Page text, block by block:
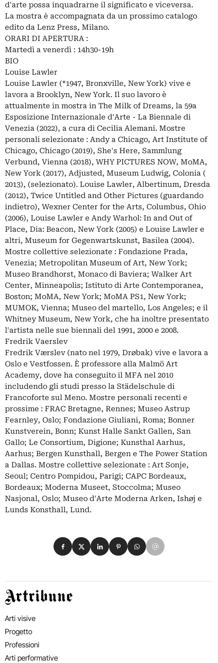
d'arte possa inquadrarne il significato e viceversa.
La mostra è accompagnata da un prossimo catalogo
edito da Lenz Press, Milano.
ORARI DI APERTURA :
Martedì a venerdì : 14h30-19h
BIO
Louise Lawler
Louise Lawler (*1947, Bronxville, New York) vive e
lavora a Brooklyn, New York. Il suo lavoro è
attualmente in mostra in The Milk of Dreams, la 59a
Esposizione Internazionale d'Arte - La Biennale di
Venezia (2022), a cura di Cecilia Alemani. Mostre
personali selezionate : Andy a Chicago, Art Institute of
Chicago, Chicago (2019), She's Here, Sammlung
Verbund, Vienna (2018), WHY PICTURES NOW, MoMA,
New York (2017), Adjusted, Museum Ludwig, Colonia (
2013), (selezionato). Louise Lawler, Albertinum, Dresda
(2012), Twice Untitled and Other Pictures (guardando
indietro), Wexner Center for the Arts, Columbus, Ohio
(2006), Louise Lawler e Andy Warhol: In and Out of
Place, Dia: Beacon, New York (2005) e Louise Lawler e
altri, Museum for Gegenwartskunst, Basilea (2004).
Mostre collettive selezionate : Fondazione Prada,
Venezia; Metropolitan Museum of Art, New York;
Museo Brandhorst, Monaco di Baviera; Walker Art
Center, Minneapolis; Istituto di Arte Contemporanea,
Boston; MoMA, New York; MoMA PS1, New York;
MUMOK, Vienna; Museo del martello, Los Angeles; e il
Whitney Museum, New York, che ha inoltre presentato
l'artista nelle sue biennali del 1991, 2000 e 2008.
Fredrik Vaerslev
Fredrik Værslev (nato nel 1979, Drøbak) vive e lavora a
Oslo e Vestfossen. È professore alla Malmö Art
Academy, dove ha conseguito il MFA nel 2010
includendo gli studi presso la Städelschule di
Francoforte sul Meno. Mostre personali recenti e
prossime : FRAC Bretagne, Rennes; Museo Astrup
Fearnley, Oslo; Fondazione Giuliani, Roma; Bonner
Kunstverein, Bonn; Kunst Halle Sankt Gallen, San
Gallo; Le Consortium, Digione; Kunsthal Aarhus,
Aarhus; Bergen Kunsthall, Bergen e The Power Station
a Dallas. Mostre collettive selezionate : Art Sonje,
Seoul; Centro Pompidou, Parigi; CAPC Bordeaux,
Bordeaux; Moderna Museet, Stoccolma; Museo
Nasjonal, Oslo; Museo d'Arte Moderna Arken, Ishøj e
Lunds Konsthall, Lund.
Condividi su Facebook
Condividi su X
Condividi su LinkedIn
Condividi su Pinterest
Condividi su WhatsApp
Condividi su Email
Artribune
Arti visive
Progetto
Professioni
Arti performative